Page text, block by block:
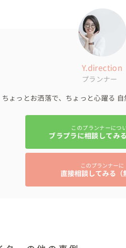
ュッフェスタイルで（ヴィーガン
婚式スタイルで。新婦様からご両
辞はゲストへの感謝、さらにスタ
、とても感激しました😭
ビー（日本語と英語の字幕入）を上
イヤーカフとブーケはフラワーア
ールブーケを提案（インド刺繍のリ
待状を配布し、受付で税関のよう
の世界地図へ寄せ書きも書いていた
5人体制で大変ご協力いただきまし
Y.direction
プランナー
ちょっとお洒落で、ちょっと心躍る
このプランナーにつ
ブラプラに相談してみる
このプランナーに
直接相談してみる（